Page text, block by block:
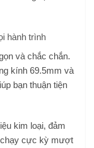
hành trình
và chắc chắn.
kính 69.5mm và
bạn thuận tiện
kim loại, đảm
chạy cực kỳ mượt